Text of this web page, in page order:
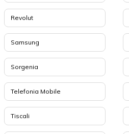
Revolut
Samsung
Sorgenia
Telefonia Mobile
Tiscali